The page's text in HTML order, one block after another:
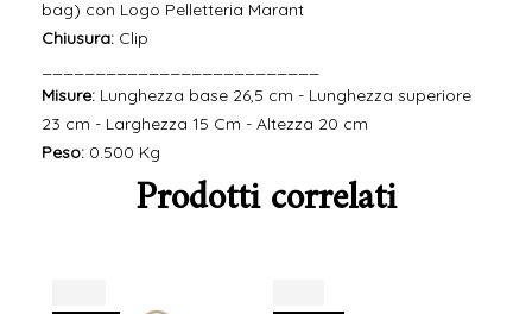
bag) con Logo Pelletteria Marant
Chiusura: Clip
Misure: Lunghezza base 26,5 cm - Lunghezza superiore
23 cm - Larghezza 15 Cm - Altezza 20 cm
Peso: 0.500 Kg
Prodotti correlati